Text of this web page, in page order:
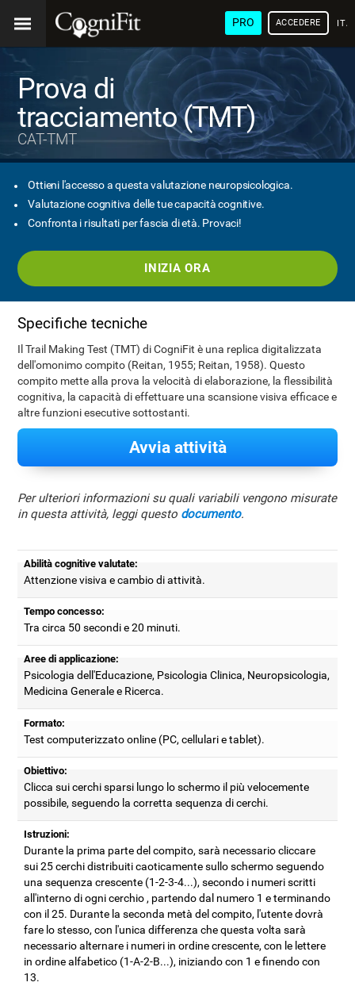
PRO ACCEDERE
Prova di
tracciamento (TMT)
CAT-TMT
Ottieni l'accesso a questa valutazione neuropsicologica.
Valutazione cognitiva delle tue capacità cognitive.
Confronta i risultati per fascia di età. Provaci!
INIZIA ORA
Specifiche tecniche
Il Trail Making Test (TMT) di CogniFit è una replica digitalizzata
dell'omonimo compito (Reitan, 1955; Reitan, 1958). Questo
compito mette alla prova la velocità di elaborazione, la flessibilità
cognitiva, la capacità di effettuare una scansione visiva efficace e
altre funzioni esecutive sottostanti.
Avvia attività
Per ulteriori informazioni su quali variabili vengono misurate
in questa attività, leggi questo documento.
Abilità cognitive valutate:
Attenzione visiva e cambio di attività.
Tempo concesso:
Tra circa 50 secondi e 20 minuti.
Aree di applicazione:
Psicologia dell'Educazione, Psicologia Clinica, Neuropsicologia,
Medicina Generale e Ricerca.
Formato:
Test computerizzato online (PC, cellulari e tablet).
Obiettivo:
Clicca sui cerchi sparsi lungo lo schermo il più velocemente
possibile, seguendo la corretta sequenza di cerchi.
Istruzioni:
Durante la prima parte del compito, sarà necessario cliccare
sui 25 cerchi distribuiti caoticamente sullo schermo seguendo
una sequenza crescente (1-2-3-4...), secondo i numeri scritti
all'interno di ogni cerchio , partendo dal numero 1 e terminando
con il 25. Durante la seconda metà del compito, l'utente dovrà
fare lo stesso, con l'unica differenza che questa volta sarà
necessario alternare i numeri in ordine crescente, con le lettere
in ordine alfabetico (1-A-2-B...), iniziando con 1 e finendo con
13.